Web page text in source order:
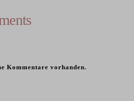
Kommentare vorhanden.